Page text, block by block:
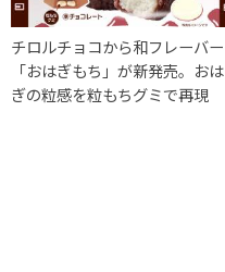
チロルチョコから和フレーバー
「おはぎもち」が新発売。おは
ぎの粒感を粒もちグミで再現